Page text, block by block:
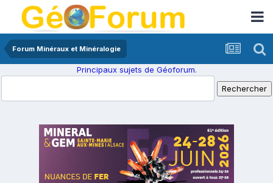
Forum Minéraux et Minéralogie
Principaux sujets de Géoforum.